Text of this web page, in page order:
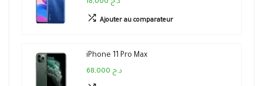
18,000 د.ج
Ajouter au comparateur
iPhone 11 Pro Max
68,000 د.ج